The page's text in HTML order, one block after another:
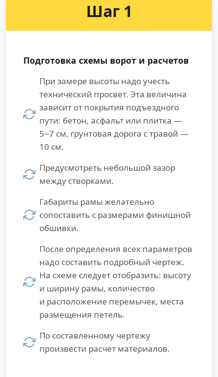
Шаг 1
Подготовка схемы ворот и расчетов
При замере высоты надо учесть
технический просвет. Эта величина
зависит от покрытия подъездного
пути: бетон, асфальт или плитка —
5−7 см, грунтовая дорога с травой —
10 см.
Предусмотреть небольшой зазор
между створками.
Габариты рамы желательно
сопоставить с размерами финишной
обшивки.
После определения всех параметров
надо составить подробный чертеж.
На схеме следует отобразить: высоту
и ширину рамы, количество
и расположение перемычек, места
размещения петель.
По составленному чертежу
произвести расчет материалов.